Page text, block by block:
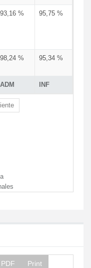
ADM INF
93,16 % 95,75 %
98,24 % 95,34 %
PDF Print